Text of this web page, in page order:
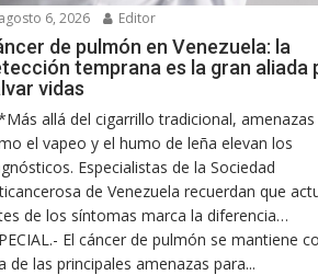
agosto 6, 2026 Editor
de pulmón en Venezuela: la
temprana es la gran aliada
vidas
allá del cigarrillo tradicional, amenazas
el vapeo y el humo de leña elevan los
Especialistas de la Sociedad
de Venezuela recuerdan que
de los síntomas marca la diferencia…
El cáncer de pulmón se mantiene
de las principales amenazas para...